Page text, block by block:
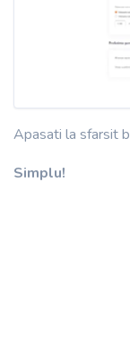
Apasati la sfarsit
Simplu!